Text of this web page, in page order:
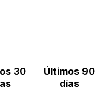
30
Últimos 90
días